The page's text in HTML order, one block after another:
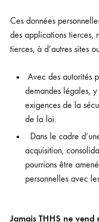
Ces données
des applications tierces,
tierces, à d’autres sites
Avec des autorités
demandes légales,
exigences de la
de la loi.
Dans le cadre
acquisition,
pourrions être
personnelles avec
Jamais THHS ne vend